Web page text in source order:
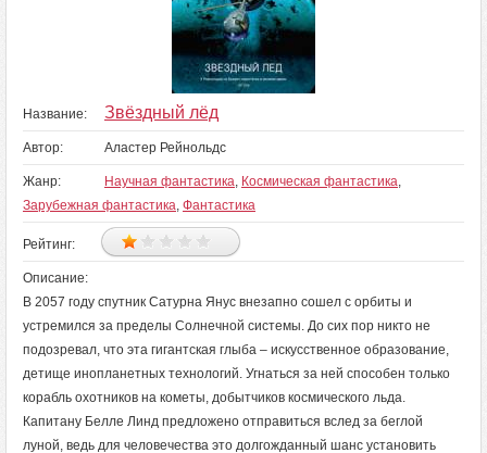
Название: Звёздный лёд
Автор: Аластер Рейнольдс
Жанр: Научная фантастика, Космическая фантастика,
Зарубежная фантастика, Фантастика
Рейтинг:
Описание:
В 2057 году спутник Сатурна Янус внезапно сошел с орбиты и
устремился за пределы Солнечной системы. До сих пор никто не
подозревал, что эта гигантская глыба – искусственное образование,
детище инопланетных технологий. Угнаться за ней способен только
корабль охотников на кометы, добытчиков космического льда.
Капитану Белле Линд предложено отправиться вслед за беглой
луной, ведь для человечества это долгожданный шанс установить